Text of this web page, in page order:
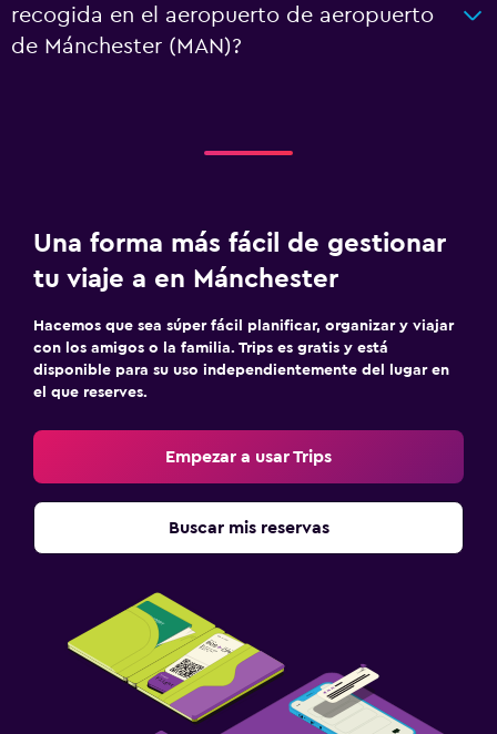
recogida en el aeropuerto de aeropuerto
de Mánchester (MAN)?
Una forma más fácil de gestionar
tu viaje a en Mánchester
Hacemos que sea súper fácil planificar, organizar y viajar
con los amigos o la familia. Trips es gratis y está
disponible para su uso independientemente del lugar en
el que reserves.
Empezar a usar Trips
Buscar mis reservas